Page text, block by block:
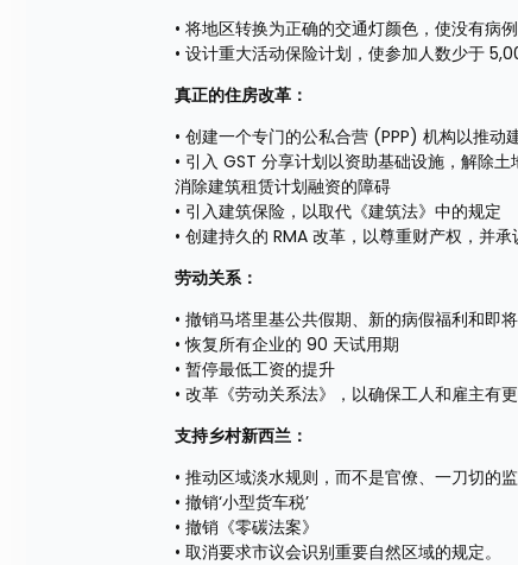
• 将地区转换为正确的交通灯颜色，使没有病
• 设计重大活动保险计划，使参加人数少于
真正的住房改革：
• 创建一个专门的公私合营 (PPP) 机构以推动
• 引入 GST 分享计划以资助基础设施，解除
消除建筑租赁计划融资的障碍
• 引入建筑保险，以取代《建筑法》中的规定
• 创建持久的 RMA 改革，以尊重财产权，并
劳动关系：
• 撤销马塔里基公共假期、新的病假福利和即
• 恢复所有企业的 90 天试用期
• 暂停最低工资的提升
• 改革《劳动关系法》，以确保工人和雇主有
支持乡村新西兰：
• 推动区域淡水规则，而不是官僚、一刀切的
• 撤销‘小型货车税’
• 撤销《零碳法案》
• 取消要求市议会识别重要自然区域的规定。